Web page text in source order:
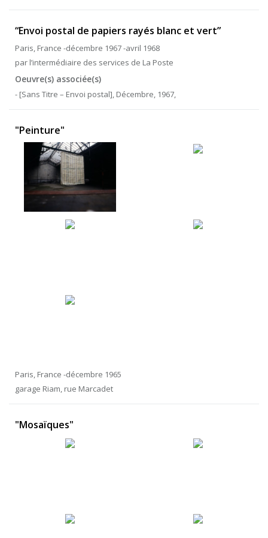
“Envoi postal de papiers rayés blanc et vert”
Paris, France -décembre 1967 -avril 1968
par l’intermédiaire des services de La Poste
Oeuvre(s) associée(s)
- [Sans Titre – Envoi postal], Décembre, 1967,
"Peinture"
Paris, France -décembre 1965
garage Riam, rue Marcadet
"Mosaïques"